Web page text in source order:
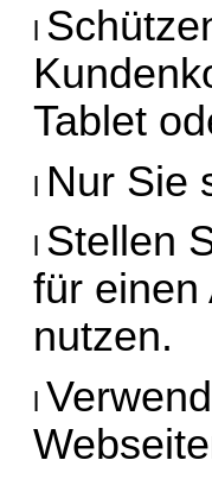
l
Tablet
l Nur Sie
Stellen
für einen
nutzen.
l